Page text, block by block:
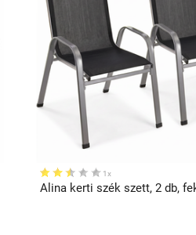
1x
Alina kerti szék szett, 2 db,